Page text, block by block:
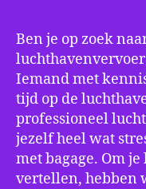
Ben je op zoek
Iemand met
tijd op de
professioneel
jezelf heel wat
met bagage. Om
vertellen, hebben